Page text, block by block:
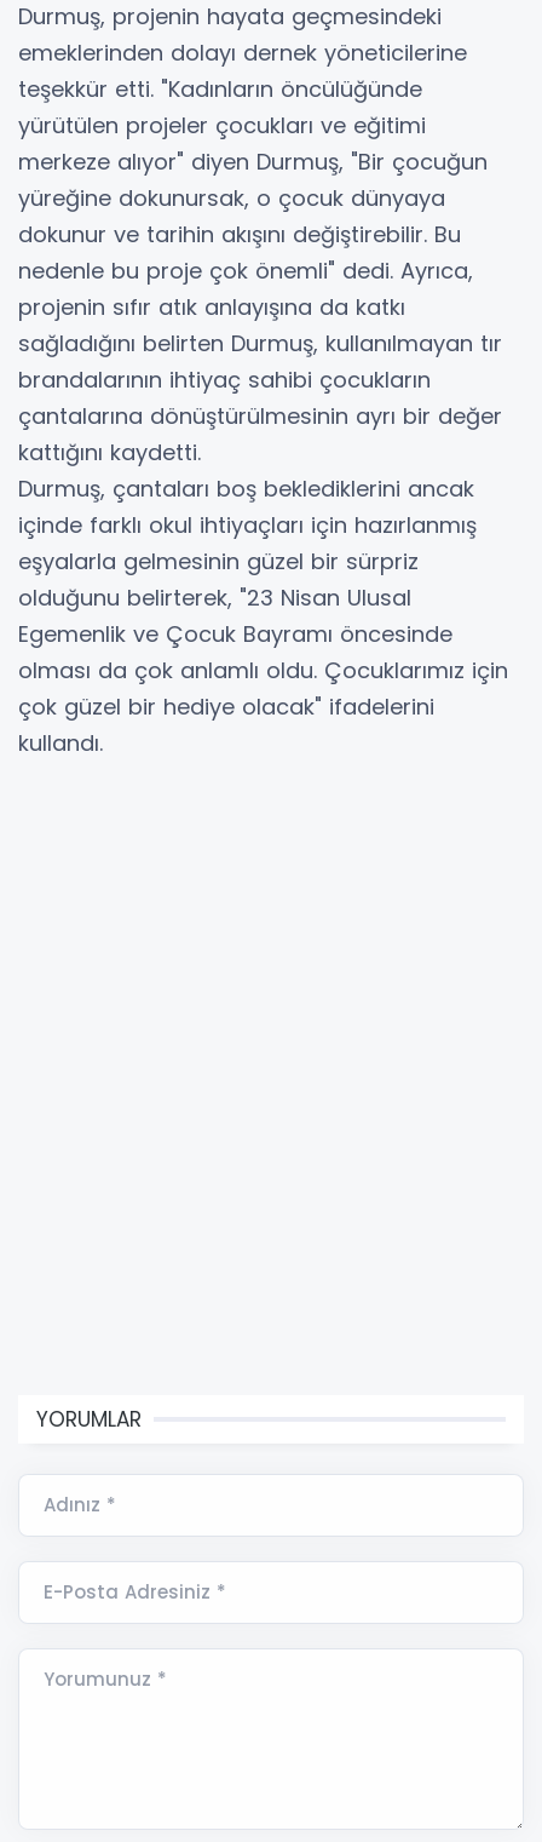
Durmuş, projenin hayata geçmesindeki
emeklerinden dolayı dernek yöneticilerine
teşekkür etti. "Kadınların öncülüğünde
yürütülen projeler çocukları ve eğitimi
merkeze alıyor" diyen Durmuş, "Bir çocuğun
yüreğine dokunursak, o çocuk dünyaya
dokunur ve tarihin akışını değiştirebilir. Bu
nedenle bu proje çok önemli" dedi. Ayrıca,
projenin sıfır atık anlayışına da katkı
sağladığını belirten Durmuş, kullanılmayan tır
brandalarının ihtiyaç sahibi çocukların
çantalarına dönüştürülmesinin ayrı bir değer
kattığını kaydetti.
Durmuş, çantaları boş beklediklerini ancak
içinde farklı okul ihtiyaçları için hazırlanmış
eşyalarla gelmesinin güzel bir sürpriz
olduğunu belirterek, "23 Nisan Ulusal
Egemenlik ve Çocuk Bayramı öncesinde
olması da çok anlamlı oldu. Çocuklarımız için
çok güzel bir hediye olacak" ifadelerini
kullandı.
YORUMLAR
Adınız *
E-Posta Adresiniz *
Yorumunuz *